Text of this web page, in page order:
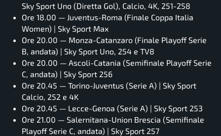
Sky Sport Uno (Diretta Gol), Calcio, 4K, 251-258
Ore 18.00 — Juventus-Roma (Finale Coppa Italia
Women) | Sky Sport Max
Ore 20.00 — Monza-Catanzaro (Finale Playoff Serie
B, andata) | Sky Sport Uno, 254 e TV8
Ore 20.00 — Ascoli-Catania (Semifinale Playoff Serie
C, andata) | Sky Sport 256
Ore 20.45 — Torino-Juventus (Serie A) | Sky Sport
Calcio, 252 e 4K
Ore 20.45 — Lecce-Genoa (Serie A) | Sky Sport 253
Ore 21.00 — Salernitana-Union Brescia (Semifinale
Playoff Serie C, andata) | Sky Sport 257